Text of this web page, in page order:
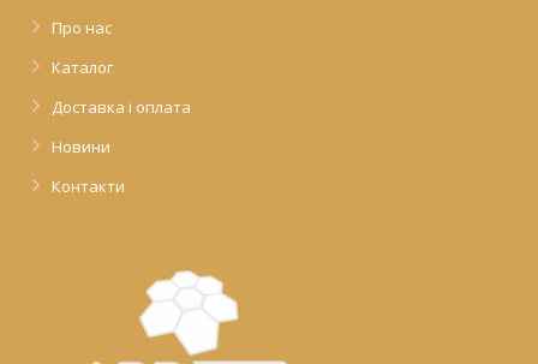
Про нас
Каталог
Доставка і оплата
Новини
Контакти